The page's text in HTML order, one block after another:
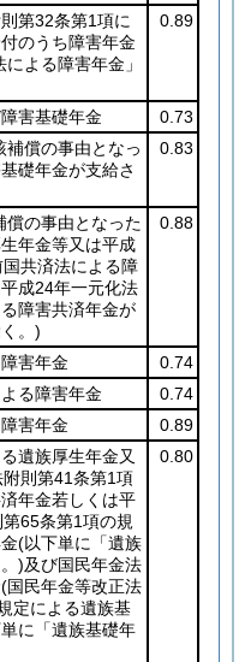
第32条第1項に
のうち障害年金
よる障害年金」
0.89
害基礎年金
0.73
補償の事由となっ
礎年金が支給さ
0.83
償の事由となった
年金等又は平成
共済法による障
成24年一元化法
障害共済年金が
。)
0.88
害年金
0.74
る障害年金
0.74
害年金
0.89
遺族厚生年金又
則第41条第1項
年金若しくは平
65条第1項の規
(以下単に「遺族
)及び国民年金法
(国民年金等改正法
定による遺族基
に「遺族基礎年
0.80